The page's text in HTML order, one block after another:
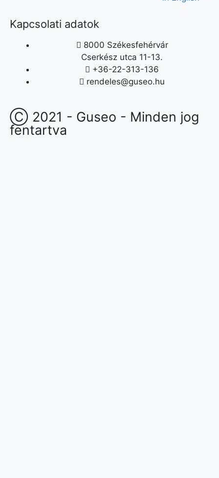
Kapcsolati adatok
8000 Székesfehérvár
Cserkész utca 11-13.
+36-22-313-136
rendeles@guseo.hu
Ⓒ 2021 - Guseo - Minden jog
fentartva